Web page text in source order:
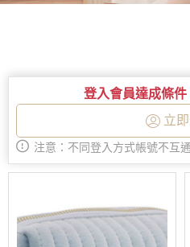
登入會員達成條
立
注意：不同登入方式帳號不互通